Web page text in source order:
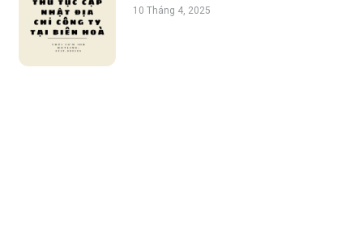
10 Tháng 4, 2025